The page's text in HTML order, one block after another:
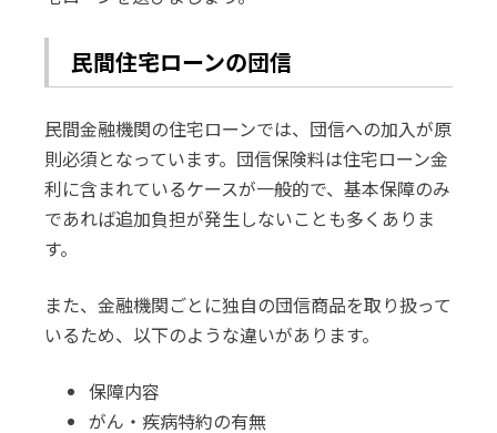
民間住宅ローンの団信
民間金融機関の住宅ローンでは、団信への加入が原
則必須となっています。団信保険料は住宅ローン金
利に含まれているケースが一般的で、基本保障のみ
であれば追加負担が発生しないことも多くありま
す。
また、金融機関ごとに独自の団信商品を取り扱って
いるため、以下のような違いがあります。
保障内容
がん・疾病特約の有無